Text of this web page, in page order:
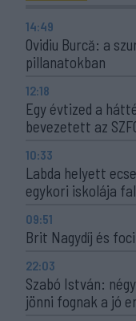
14:49
Ovidiu Burcă: a
pillanatokban
12:18
Egy évtized a
bevezetett az
10:33
Labda helyett
egykori iskolája
09:51
Brit Nagydíj és
22:03
Szabó István:
jönni fognak a jó